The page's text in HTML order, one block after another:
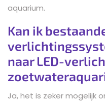
aquarium.
Kan ik
naar LED-
Ja, het is zeker mogelijk